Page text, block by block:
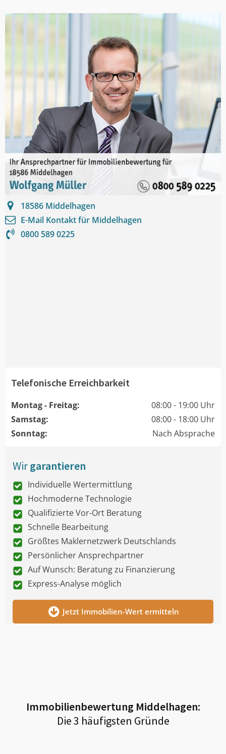
18586 Middelhagen
E-Mail Kontakt für Middelhagen
0800 589 0225
Telefonische Erreichbarkeit
Montag - Freitag:
08:00 - 19:00 Uhr
Samstag:
08:00 - 18:00 Uhr
Sonntag:
Nach Absprache
Wirgarantieren
Individuelle Wertermittlung
Hochmoderne Technologie
Qualifizierte Vor-Ort Beratung
Schnelle Bearbeitung
Größtes Maklernetzwerk Deutschlands
Persönlicher Ansprechpartner
Auf Wunsch: Beratung zu Finanzierung
Express-Analyse möglich
Jetzt Immobilien-Wert ermitteln
Immobilienbewertung Middelhagen:
Die 3 häufigsten Gründe